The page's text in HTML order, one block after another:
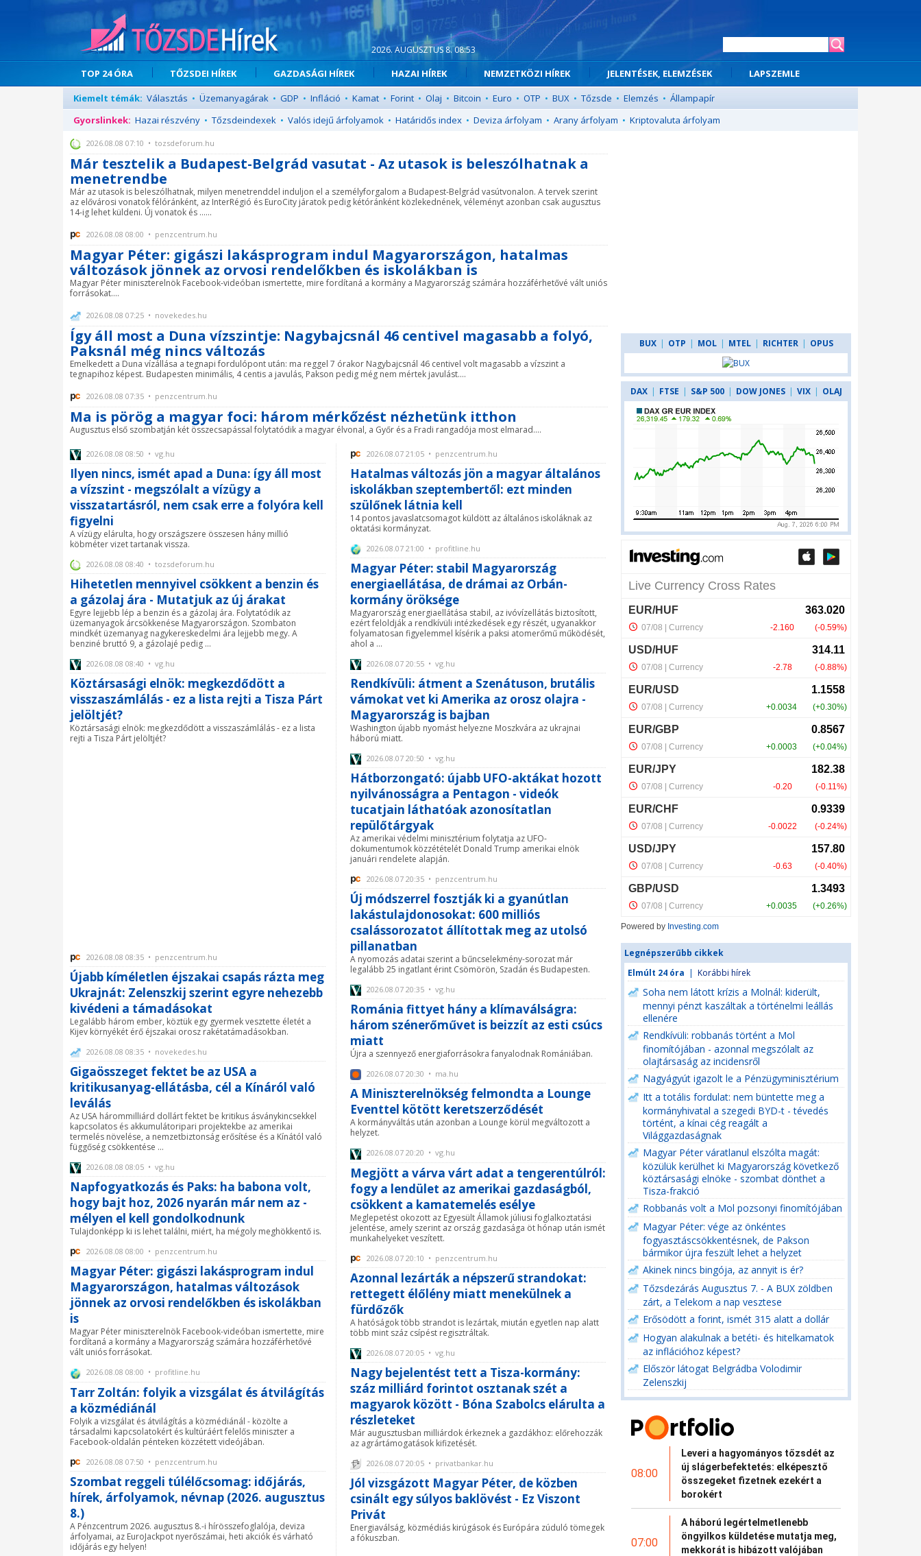
2026. AUGUSZTUS 8. 08:53
TOP 24 ÓRA TŐZSDEI HÍREK GAZDASÁGI HÍREK HAZAI HÍREK NEMZETKÖZI HÍREK JELENTÉSEK, ELEMZÉSEK
LAPSZEMLE
Kiemelt témák: Választás • Üzemanyagárak • GDP • Infláció • Kamat • Forint • Olaj • Bitcoin • Euro • OTP • BUX • Tőzsde • Elemzés • Állampapír
Gyorslinkek: Hazai részvény • Tőzsdeindexek • Valós idejű árfolyamok • Határidős index • Deviza árfolyam • Arany árfolyam • Kriptovaluta árfolyam
2026.08.08 07:10 • tozsdeforum.hu
Már tesztelik a Budapest-Belgrád vasutat - Az utasok is beleszólhatnak a
menetrendbe
Már az utasok is beleszólhatnak, milyen menetrenddel induljon el a személyforgalom a Budapest-Belgrád vasútvonalon. A tervek szerint
az elővárosi vonatok félóránként, az InterRégió és EuroCity járatok pedig kétóránként közlekednének, véleményt azonban csak augusztus
14-ig lehet küldeni. Új vonatok és ......
2026.08.08 08:00 • penzcentrum.hu
Magyar Péter: gigászi lakásprogram indul Magyarországon, hatalmas
változások jönnek az orvosi rendelőkben és iskolákban is
Magyar Péter miniszterelnök Facebook-videóban ismertette, mire fordítaná a kormány a Magyarország számára hozzáférhetővé vált uniós
forrásokat....
2026.08.08 07:25 • novekedes.hu
Így áll most a Duna vízszintje: Nagybajcsnál 46 centivel magasabb a folyó,
Paksnál még nincs változás
Emelkedett a Duna vízállása a tegnapi fordulópont után: ma reggel 7 órakor Nagybajcsnál 46 centivel volt magasabb a vízszint a
tegnapihoz képest. Budapesten minimális, 4 centis a javulás, Pakson pedig még nem mértek javulást....
2026.08.08 07:35 • penzcentrum.hu
Ma is pörög a magyar foci: három mérkőzést nézhetünk itthon
Augusztus első szombatján két összecsapással folytatódik a magyar élvonal, a Győr és a Fradi rangadója most elmarad....
2026.08.08 08:50 • vg.hu
Ilyen nincs, ismét apad a Duna: így áll most
a vízszint - megszólalt a vízügy a
visszatartásról, nem csak erre a folyóra kell
figyelni
A vízügy elárulta, hogy országszere összesen hány millió
köbméter vizet tartanak vissza.
2026.08.08 08:40 • tozsdeforum.hu
Hihetetlen mennyivel csökkent a benzin és
a gázolaj ára - Mutatjuk az új árakat
Egyre lejjebb lép a benzin és a gázolaj ára. Folytatódik az
üzemanyagok árcsökkenése Magyarországon. Szombaton
mindkét üzemanyag nagykereskedelmi ára lejjebb megy. A
benziné bruttó 9, a gázolajé pedig ...
2026.08.08 08:40 • vg.hu
Köztársasági elnök: megkezdődött a
visszaszámlálás - ez a lista rejti a Tisza Párt
jelöltjét?
Köztársasági elnök: megkezdődött a visszaszámlálás - ez a lista
rejti a Tisza Párt jelöltjét?
2026.08.08 08:35 • penzcentrum.hu
Újabb kíméletlen éjszakai csapás rázta meg
Ukrajnát: Zelenszkij szerint egyre nehezebb
kivédeni a támadásokat
Legalább három ember, köztük egy gyermek vesztette életét a
Kijev környékét érő éjszakai orosz rakétatámadásokban.
2026.08.08 08:35 • novekedes.hu
Gigaösszeget fektet be az USA a
kritikusanyag-ellátásba, cél a Kínáról való
leválás
Az USA hárommilliárd dollárt fektet be kritikus ásványkincsekkel
kapcsolatos és akkumulátoripari projektekbe az amerikai
termelés növelése, a nemzetbiztonság erősítése és a Kínától való
függőség csökkentése ...
2026.08.08 08:05 • vg.hu
Napfogyatkozás és Paks: ha babona volt,
hogy bajt hoz, 2026 nyarán már nem az -
mélyen el kell gondolkodnunk
Tulajdonképp ki is lehet találni, miért, ha mégoly meghökkentő is.
2026.08.08 08:00 • penzcentrum.hu
Magyar Péter: gigászi lakásprogram indul
Magyarországon, hatalmas változások
jönnek az orvosi rendelőkben és iskolákban
is
Magyar Péter miniszterelnök Facebook-videóban ismertette, mire
fordítaná a kormány a Magyarország számára hozzáférhetővé
vált uniós forrásokat.
2026.08.08 08:00 • profitline.hu
Tarr Zoltán: folyik a vizsgálat és átvilágítás
a közmédiánál
Folyik a vizsgálat és átvilágítás a közmédiánál - közölte a
társadalmi kapcsolatokért és kultúráért felelős miniszter a
Facebook-oldalán pénteken közzétett videójában.
2026.08.08 07:50 • penzcentrum.hu
Szombat reggeli túlélőcsomag: időjárás,
hírek, árfolyamok, névnap (2026. augusztus
8.)
A Pénzcentrum 2026. augusztus 8.-i hírösszefoglalója, deviza
árfolyamai, az EuroJackpot nyerőszámai, heti akciók és várható
időjárás egy helyen!
2026.08.07 21:05 • penzcentrum.hu
Hatalmas változás jön a magyar általános
iskolákban szeptembertől: ezt minden
szülőnek látnia kell
14 pontos javaslatcsomagot küldött az általános iskoláknak az
oktatási kormányzat.
2026.08.07 21:00 • profitline.hu
Magyar Péter: stabil Magyarország
energiaellátása, de drámai az Orbán-
kormány öröksége
Magyarország energiaellátása stabil, az ivóvízellátás biztosított,
ezért feloldják a rendkívüli intézkedések egy részét, ugyanakkor
folyamatosan figyelemmel kísérik a paksi atomerőmű működését,
ahol a ...
2026.08.07 20:55 • vg.hu
Rendkívüli: átment a Szenátuson, brutális
vámokat vet ki Amerika az orosz olajra -
Magyarország is bajban
Washington újabb nyomást helyezne Moszkvára az ukrajnai
háború miatt.
2026.08.07 20:50 • vg.hu
Hátborzongató: újabb UFO-aktákat hozott
nyilvánosságra a Pentagon - videók
tucatjain láthatóak azonosítatlan
repülőtárgyak
Az amerikai védelmi minisztérium folytatja az UFO-
dokumentumok közzétételét Donald Trump amerikai elnök
januári rendelete alapján.
2026.08.07 20:35 • penzcentrum.hu
Új módszerrel fosztják ki a gyanútlan
lakástulajdonosokat: 600 milliós
csalássorozatot állítottak meg az utolsó
pillanatban
A nyomozás adatai szerint a bűncselekmény-sorozat már
legalább 25 ingatlant érint Csömörön, Szadán és Budapesten.
2026.08.07 20:35 • vg.hu
Románia fittyet hány a klímaválságra:
három szénerőművet is beizzít az esti csúcs
miatt
Újra a szennyező energiaforrásokra fanyalodnak Romániában.
2026.08.07 20:30 • ma.hu
A Miniszterelnökség felmondta a Lounge
Eventtel kötött keretszerződését
A kormányváltás után azonban a Lounge körül megváltozott a
helyzet.
2026.08.07 20:20 • vg.hu
Megjött a várva várt adat a tengerentúlról:
fogy a lendület az amerikai gazdaságból,
csökkent a kamatemelés esélye
Meglepetést okozott az Egyesült Államok júliusi foglalkoztatási
jelentése, amely szerint az ország gazdasága öt hónap után ismét
munkahelyeket veszített.
2026.08.07 20:10 • penzcentrum.hu
Azonnal lezárták a népszerű strandokat:
rettegett élőlény miatt menekülnek a
fürdőzők
A hatóságok több strandot is lezártak, miután egyetlen nap alatt
több mint száz csípést regisztráltak.
2026.08.07 20:05 • vg.hu
Nagy bejelentést tett a Tisza-kormány:
száz milliárd forintot osztanak szét a
magyarok között - Bóna Szabolcs elárulta a
részleteket
Már augusztusban milliárdok érkeznek a gazdákhoz: előrehozzák
az agrártámogatások kifizetését.
2026.08.07 20:05 • privatbankar.hu
Jól vizsgázott Magyar Péter, de közben
csinált egy súlyos baklövést - Ez Viszont
Privát
Energiaválság, közmédiás kirúgások és Európára zúduló tömegek
a fókuszban.
BUX | OTP | MOL | MTEL | RICHTER | OPUS
DAX | FTSE | S&P 500 | DOW JONES | VIX | OLAJ
Powered by Investing.com
Legnépszerűbb cikkek
Elmúlt 24 óra | Korábbi hírek
Soha nem látott krízis a Molnál: kiderült,
mennyi pénzt kaszáltak a történelmi leállás
ellenére
Rendkívüli: robbanás történt a Mol
finomítójában - azonnal megszólalt az
olajtársaság az incidensről
Nagyágyút igazolt le a Pénzügyminisztérium
Itt a totális fordulat: nem büntette meg a
kormányhivatal a szegedi BYD-t - tévedés
történt, a kínai cég reagált a
Világgazdaságnak
Magyar Péter váratlanul elszólta magát:
közülük kerülhet ki Magyarország következő
köztársasági elnöke - szombat dönthet a
Tisza-frakció
Robbanás volt a Mol pozsonyi finomítójában
Magyar Péter: vége az önkéntes
fogyasztáscsökkentésnek, de Pakson
bármikor újra feszült lehet a helyzet
Akinek nincs bingója, az annyit is ér?
Tőzsdezárás Augusztus 7. - A BUX zöldben
zárt, a Telekom a nap vesztese
Erősödött a forint, ismét 315 alatt a dollár
Hogyan alakulnak a betéti- és hitelkamatok
az inflációhoz képest?
Először látogat Belgrádba Volodimir
Zelenszkij
08:00
Leveri a hagyományos tőzsdét az
új slágerbefektetés: elképesztő
összegeket fizetnek ezekért a
borokért
07:00
A háború legértelmetlenebb
öngyilkos küldetése mutatja meg,
mekkorát is hibázott valójában